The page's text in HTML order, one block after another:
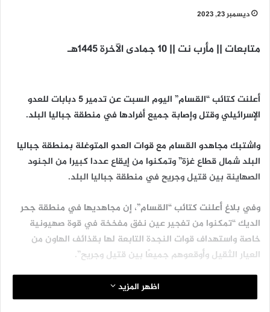
ديسمبر 23, 2023
متابعات || مأرب نت || 10 جمادى الآخرة 1445هـ
أعلنت كتائب “القسام” اليوم السبت عن تدمير 5 دبابات للعدو
الإسرائيلي وقتل وإصابة جميع أفرادها في منطقة جباليا البلد.
واشتبك مجاهدو القسام مع قوات العدو المتوغلة بمنطقة جباليا
البلد شمال قطاع غزة” وتمكنوا من إيقاع عددا كبيرا من الجنود
الصهاينة بين قتيل وجريح في منطقة جباليا البلد.
وفي بلاغ أعلنت كتائب “القسام”، إن مجاهديها في منطقة جحر
الديك “تمكنوا من تفجير عين نفق مفخخة في قوة صهيونية
خاصة واستهداف قوات النجدة التابعة لها بقذائف الهاون من
العيار الثقيل وأوقعوهم جميعًا بين قتيل وجريح”.
نقطة صفر في حي القصاصيب بمخيم جباليا شمال قطاع غزة”.
اظهر المزيد